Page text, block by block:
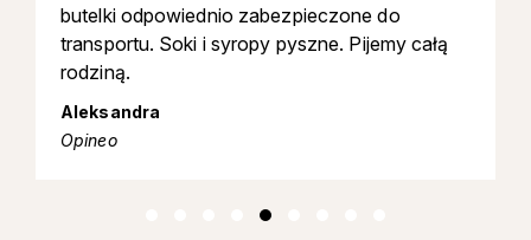
butelki odpowiednio zabezpieczone do
transportu. Soki i syropy pyszne. Pijemy całą
rodziną.
Aleksandra
Opineo